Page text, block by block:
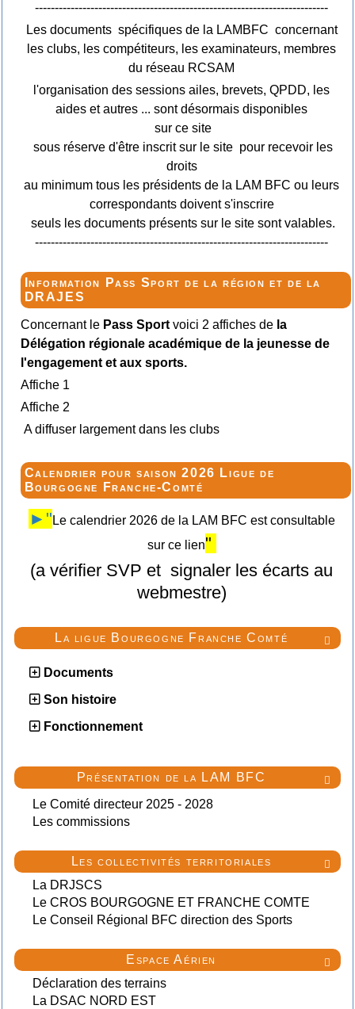

La ligue Bourgogne Franche Comté
Documents
Son histoire
Fonctionnement

Présentation de la LAM BFC
Le Comité directeur 2025 - 2028
Les commissions

Les collectivités territoriales
La DRJSCS
Le CROS BOURGOGNE ET FRANCHE COMTE
Le Conseil Régional BFC direction des Sports

Espace Aérien
Déclaration des terrains
La DSAC NORD EST
--------------------------------------------------------------------------
Les documents spécifiques de la LAMBFC concernant
les clubs, les compétiteurs, les examinateurs, membres
du réseau RCSAM
l'organisation des sessions ailes, brevets, QPDD, les
aides et autres ... sont désormais disponibles
sur ce site
sous réserve d'être inscrit sur le site pour recevoir les
droits
au minimum tous les présidents de la LAM BFC ou leurs
correspondants doivent s'inscrire
seuls les documents présents sur le site sont valables.
--------------------------------------------------------------------------
Information Pass Sport de la région et de la
DRAJES
Concernant lePass Sportvoici 2 affiches dela
Délégation régionale académique de la jeunesse de
l'engagement et aux sports.
Affiche 1
Affiche 2
A diffuser largement dans les clubs
Calendrier pour saison 2026 Ligue de
Bourgogne Franche-Comté
►" Le calendrier 2026 de la LAM BFC est consultable
sur ce lien"
(a vérifier SVP et signaler les écarts au
webmestre)